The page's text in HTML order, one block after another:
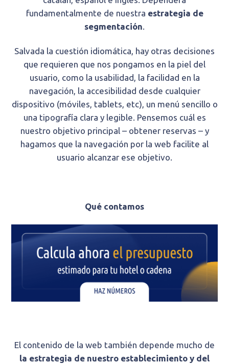
fundamentalmente de nuestra estrategia de
segmentación.
Salvada la cuestión idiomática, hay otras decisiones
que requieren que nos pongamos en la piel del
usuario, como la usabilidad, la facilidad en la
navegación, la accesibilidad desde cualquier
dispositivo (móviles, tablets, etc), un menú sencillo o
una tipografía clara y legible. Pensemos cuál es
nuestro objetivo principal – obtener reservas – y
hagamos que la navegación por la web facilite al
usuario alcanzar ese objetivo.
Qué contamos
El contenido de la web también depende mucho de
la estrategia de nuestro establecimiento y del